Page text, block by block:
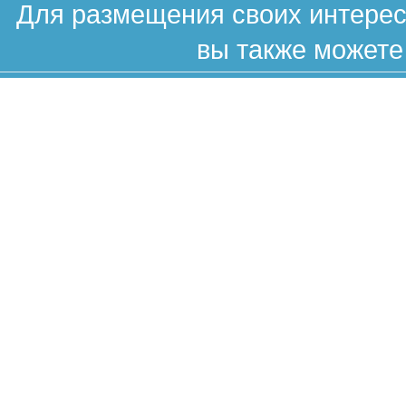
Для размещения своих
вы также